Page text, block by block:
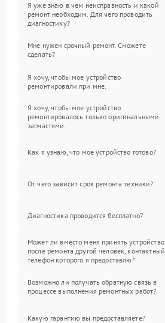
Я уже знаю в чем неисправность и какой
ремонт необходим. Для чего проводить
диагностику?
Мне нужен срочный ремонт. Сможете
сделать?
Я хочу, чтобы мое устройство
ремонтировали при мне.
Я хочу, чтобы мое устройство
ремонтировалось только оригинальными
запчастями.
Как я узнаю, что мое устройство готово?
От чего зависит срок ремонта техники?
Диагностика проводится бесплатно?
Может ли вместо меня принять устройство
после ремонта другой человек, контактный
телефон которого я предоставлю?
Возможно ли получать обратную связь в
процессе выполнения ремонтных работ?
Какую гарантию вы предоставляете?